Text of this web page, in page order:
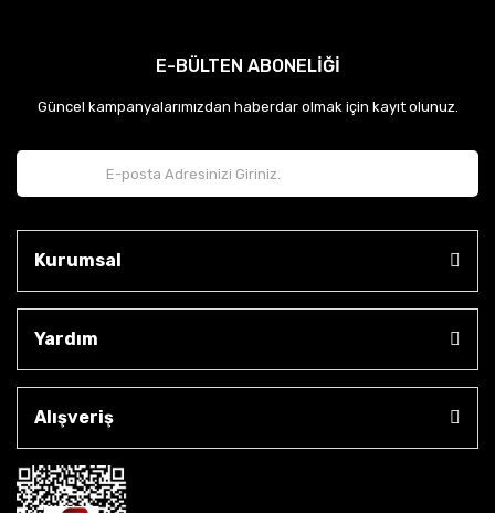
E-BÜLTEN ABONELİĞİ
Güncel kampanyalarımızdan haberdar olmak için kayıt olunuz.
Kurumsal
Yardım
Alışveriş